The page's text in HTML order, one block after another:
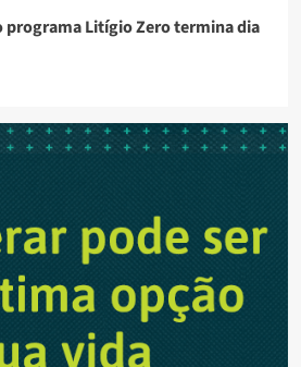
programa Litígio Zero termina dia